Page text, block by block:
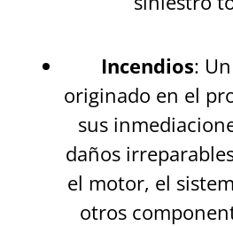
Incendios:
originado en el
sus
daños
el motor, el
otros